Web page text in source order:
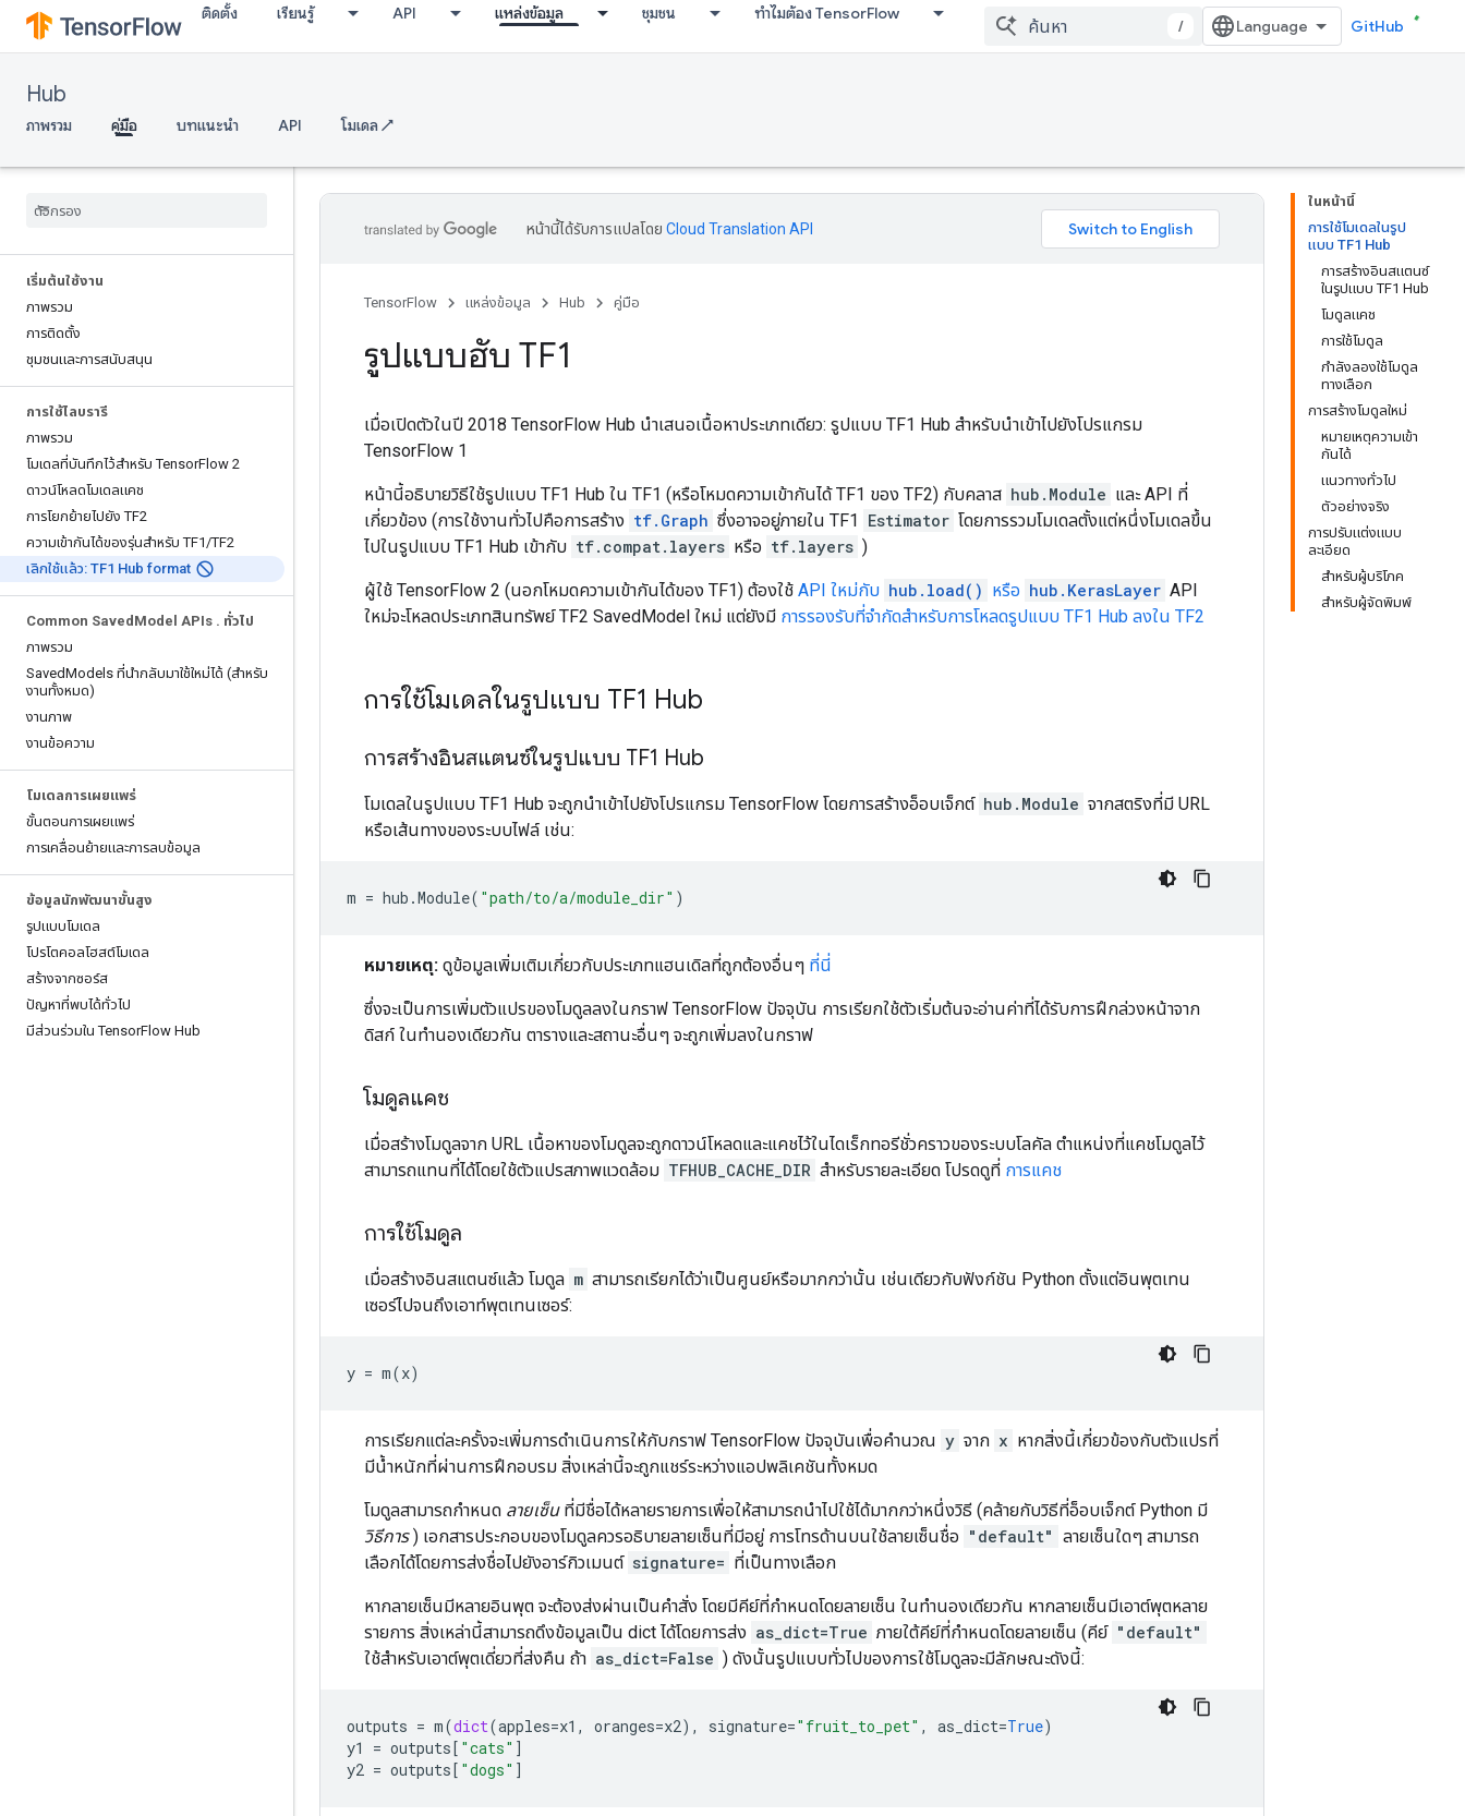
ติดตั้ง เรียนรู้ API แหล่งข้อมูล ชุมชน ทำไมต้อง TensorFlow
/ GitHub
Hub
ภาพรวม คู่มือ บทแนะนำ API โมเดล ↗
เริ่มต้นใช้งาน
ภาพรวม
การติดตั้ง
ชุมชนและการสนับสนุน
การใช้ไลบรารี
ภาพรวม
โมเดลที่บันทึกไว้สำหรับ TensorFlow 2
ดาวน์โหลดโมเดลแคช
การโยกย้ายไปยัง TF2
ความเข้ากันได้ของรุ่นสำหรับ TF1/TF2
เลิกใช้แล้ว: TF1 Hub format
Common Saved Model APIs . ทั่วไป
ภาพรวม
SavedModels ที่นำกลับมาใช้ใหม่ได้ (สำหรับ
งานทั้งหมด)
งานภาพ
งานข้อความ
โมเดลการเผยแพร่
ขั้นตอนการเผยแพร่
การเคลื่อนย้ายและการลบข้อมูล
ข้อมูลนักพัฒนาขั้นสูง
รูปแบบโมเดล
โปรโตคอลโฮสต์โมเดล
สร้างจากซอร์ส
ปัญหาที่พบได้ทั่วไป
มีส่วนร่วมใน TensorFlow Hub
ในหน้านี้
การใช้โมเดลในรูป
แบบ TF1 Hub
การสร้างอินสแตนซ์
ในรูปแบบ TF1 Hub
โมดูลแคช
การใช้โมดูล
กำลังลองใช้โมดูล
ทางเลือก
การสร้างโมดูลใหม่
หมายเหตุความเข้า
กันได้
แนวทางทั่วไป
ตัวอย่างจริง
การปรับแต่งแบบ
ละเอียด
สำหรับผู้บริโภค
สำหรับผู้จัดพิมพ์
หน้านี้ได้รับการแปลโดย Cloud Translation API
TensorFlow แหล่งข้อมูล Hub คู่มือ
รูปแบบฮับ TF1
เมื่อเปิดตัวในปี 2018 TensorFlow Hub นำเสนอเนื้อหาประเภทเดียว: รูปแบบ TF1 Hub สำหรับนำเข้าไปยังโปรแกรม
TensorFlow 1
หน้านี้อธิบายวิธีใช้รูปแบบ TF1 Hub ใน TF1 (หรือโหมดความเข้ากันได้ TF1 ของ TF2) กับคลาส hub.Module และ API ที่
เกี่ยวข้อง (การใช้งานทั่วไปคือการสร้าง tf.Graph ซึ่งอาจอยู่ภายใน TF1 Estimator โดยการรวมโมเดลตั้งแต่หนึ่งโมเดลขึ้น
ไปในรูปแบบ TF1 Hub เข้ากับ tf.compat.layers หรือ tf.layers )
ผู้ใช้ TensorFlow 2 (นอกโหมดความเข้ากันได้ของ TF1) ต้องใช้ API ใหม่กับ hub.load() หรือ hub.KerasLayer API
ใหม่จะโหลดประเภทสินทรัพย์ TF2 SavedModel ใหม่ แต่ยังมี การรองรับที่จำกัดสำหรับการโหลดรูปแบบ TF1 Hub ลงใน TF2
การใช้โมเดลในรูปแบบ TF1 Hub
การสร้างอินสแตนซ์ในรูปแบบ TF1 Hub
โมเดลในรูปแบบ TF1 Hub จะถูกนำเข้าไปยังโปรแกรม TensorFlow โดยการสร้างอ็อบเจ็กต์ hub.Module จากสตริงที่มี URL
หรือเส้นทางของระบบไฟล์ เช่น:
m = hub .Module( "path/to/a/module_dir" )
หมายเหตุ: ดูข้อมูลเพิ่มเติมเกี่ยวกับประเภทแฮนเดิลที่ถูกต้องอื่นๆ ที่นี่
ซึ่งจะเป็นการเพิ่มตัวแปรของโมดูลลงในกราฟ TensorFlow ปัจจุบัน การเรียกใช้ตัวเริ่มต้นจะอ่านค่าที่ได้รับการฝึกล่วงหน้าจาก
ดิสก์ ในทำนองเดียวกัน ตารางและสถานะอื่นๆ จะถูกเพิ่มลงในกราฟ
โมดูลแคช
เมื่อสร้างโมดูลจาก URL เนื้อหาของโมดูลจะถูกดาวน์โหลดและแคชไว้ในไดเร็กทอรีชั่วคราวของระบบโลคัล ตำแหน่งที่แคชโมดูลไว้
สามารถแทนที่ได้โดยใช้ตัวแปรสภาพแวดล้อม TFHUB_CACHE_DIR สำหรับรายละเอียด โปรดดูที่ การแคช
การใช้โมดูล
เมื่อสร้างอินสแตนซ์แล้ว โมดูล m สามารถเรียกได้ว่าเป็นศูนย์หรือมากกว่านั้น เช่นเดียวกับฟังก์ชัน Python ตั้งแต่อินพุตเทน
เซอร์ไปจนถึงเอาท์พุตเทนเซอร์:
y = m(x)
การเรียกแต่ละครั้งจะเพิ่มการดำเนินการให้กับกราฟ TensorFlow ปัจจุบันเพื่อคำนวณ y จาก x หากสิ่งนี้เกี่ยวข้องกับตัวแปรที่
มีน้ำหนักที่ผ่านการฝึกอบรม สิ่งเหล่านี้จะถูกแชร์ระหว่างแอปพลิเคชันทั้งหมด
โมดูลสามารถกำหนด ลายเซ็นที่มีชื่อได้หลายรายการเพื่อให้สามารถนำไปใช้ได้มากกว่าหนึ่งวิธี (คล้ายกับวิธีที่อ็อบเจ็กต์ Python มี
วิธีการ) เอกสารประกอบของโมดูลควรอธิบายลายเซ็นที่มีอยู่ การโทรด้านบนใช้ลายเซ็นชื่อ "default" ลายเซ็นใดๆ สามารถ
เลือกได้โดยการส่งชื่อไปยังอาร์กิวเมนต์ signature= ที่เป็นทางเลือก
หากลายเซ็นมีหลายอินพุต จะต้องส่งผ่านเป็นคำสั่ง โดยมีคีย์ที่กำหนดโดยลายเซ็น ในทำนองเดียวกัน หากลายเซ็นมีเอาต์พุตหลาย
รายการ สิ่งเหล่านี้สามารถดึงข้อมูลเป็น dict ได้โดยการส่ง as_dict=True ภายใต้คีย์ที่กำหนดโดยลายเซ็น (คีย์ "default"
ใช้สำหรับเอาต์พุตเดี่ยวที่ส่งคืน ถ้า as_dict=False ) ดังนั้นรูปแบบทั่วไปของการใช้โมดูลจะมีลักษณะดังนี้:
outputs = m(dict(apples=x1 , oranges=x2), signature="fruit_to_pet" , as_dict=True)
y1
= outputs[ "cats" ]
y2 = outputs[ "dogs" ]